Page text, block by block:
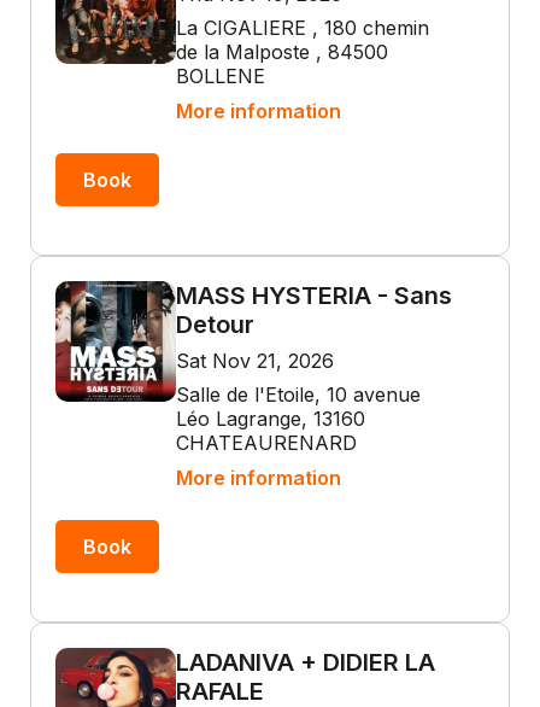
La CIGALIERE , 180 chemin
de la Malposte , 84500
BOLLENE
More information
Book
MASS HYSTERIA - Sans
Detour
Sat Nov 21, 2026
Salle de l'Etoile, 10 avenue
Léo Lagrange, 13160
CHATEAURENARD
More information
Book
LADANIVA + DIDIER LA
RAFALE